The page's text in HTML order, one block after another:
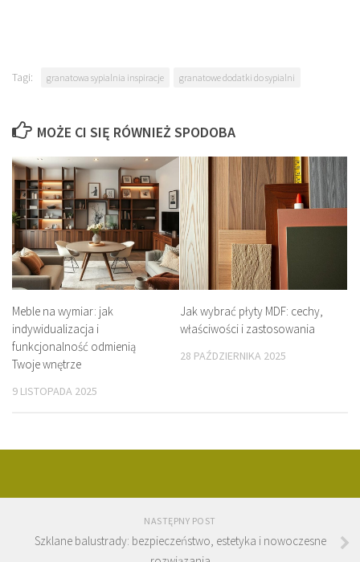
Tagi: granatowa sypialnia inspiracje granatowe dodatki do sypialni
MOŻE CI SIĘ RÓWNIEŻ SPODOBA
Meble na wymiar: jak
indywidualizacja i
funkcjonalność odmienią
Twoje wnętrze
9 LISTOPADA 2025
Jak wybrać płyty MDF: cechy,
właściwości i zastosowania
28 PAŹDZIERNIKA 2025
NASTĘPNY POST
Szklane balustrady: bezpieczeństwo, estetyka i nowoczesne